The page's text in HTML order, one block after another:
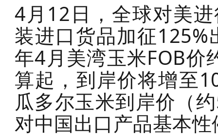
4月12日，全球对美
装进口货品加征
年4月美湾玉米FOB价
算起，到岸价将增至
瓜多尔玉米到岸价（
对中国出口产品基本